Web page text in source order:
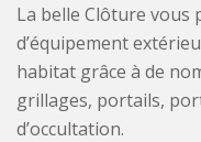
La belle Clôture vous
d’équipement
habitat grâce à de
grillages, portails,
d’occultation.